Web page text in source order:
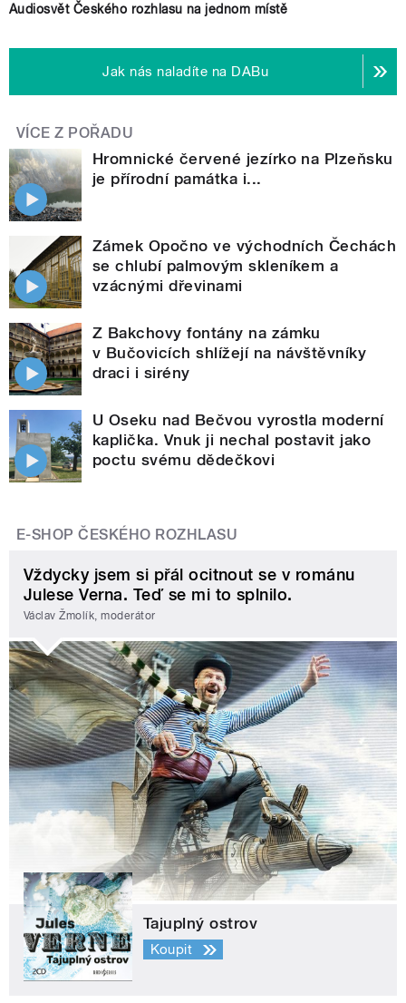
Audiosvět Českého rozhlasu na jednom místě
Jak nás naladíte na DABu
VÍCE Z POŘADU
Hromnické červené jezírko na Plzeňsku
je přírodní památka i...
Zámek Opočno ve východních Čechách
se chlubí palmovým skleníkem a
vzácnými dřevinami
Z Bakchovy fontány na zámku
v Bučovicích shlížejí na návštěvníky
draci i sirény
U Oseku nad Bečvou vyrostla moderní
kaplička. Vnuk ji nechal postavit jako
poctu svému dědečkovi
E-SHOP ČESKÉHO ROZHLASU
Vždycky jsem si přál ocitnout se v románu
Julese Verna. Teď se mi to splnilo.
Václav Žmolík, moderátor
Tajuplný ostrov
Koupit